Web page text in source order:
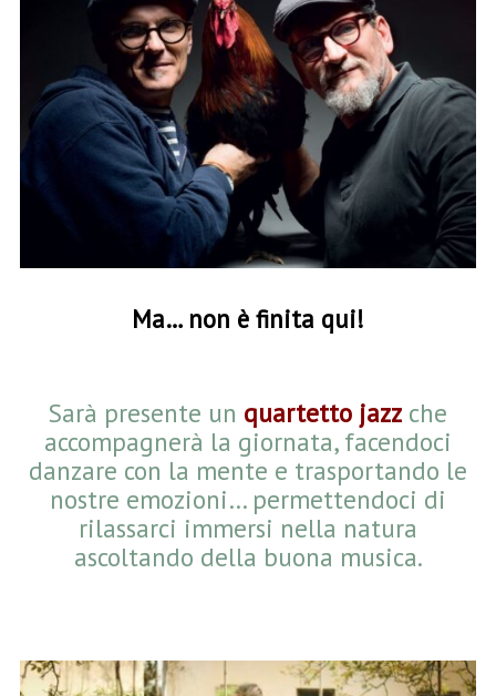
Ma… non è finita qui!
Sarà presente un quartetto jazz che
accompagnerà la giornata, facendoci
danzare con la mente e trasportando le
nostre emozioni… permettendoci di
rilassarci immersi nella natura
ascoltando della buona musica.